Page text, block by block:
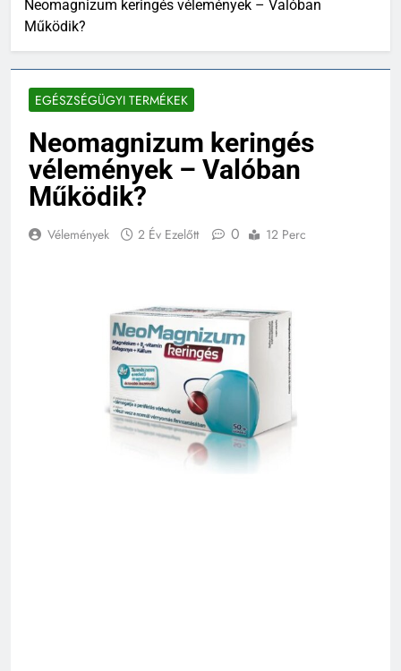
Neomagnizum keringés vélemények – Valóban
Működik?
EGÉSZSÉGÜGYI TERMÉKEK
Neomagnizum keringés
vélemények – Valóban
Működik?
Vélemények 2 Év Ezelőtt 0 12 Perc